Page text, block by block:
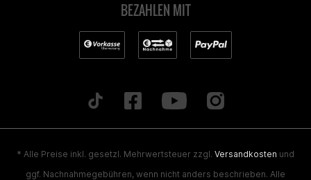
BEZAHLEN MIT
* Alle Preise inkl. gesetzl. Mehrwertsteuer zzgl. Versandkosten und
ggf. Nachnahmegebühren, wenn nicht anders beschrieben. Alle